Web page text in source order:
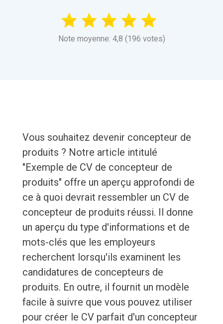
Note moyenne: 4,8 (196 votes)
Vous souhaitez devenir concepteur de
produits ? Notre article intitulé
"Exemple de CV de concepteur de
produits" offre un aperçu approfondi de
ce à quoi devrait ressembler un CV de
concepteur de produits réussi. Il donne
un aperçu du type d'informations et de
mots-clés que les employeurs
recherchent lorsqu'ils examinent les
candidatures de concepteurs de
produits. En outre, il fournit un modèle
facile à suivre que vous pouvez utiliser
pour créer le CV parfait d'un concepteur